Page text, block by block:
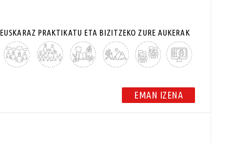
EUSKARAZ PRAKTIKATU ETA BIZITZEKO ZURE AUKERAK
EMAN IZENA